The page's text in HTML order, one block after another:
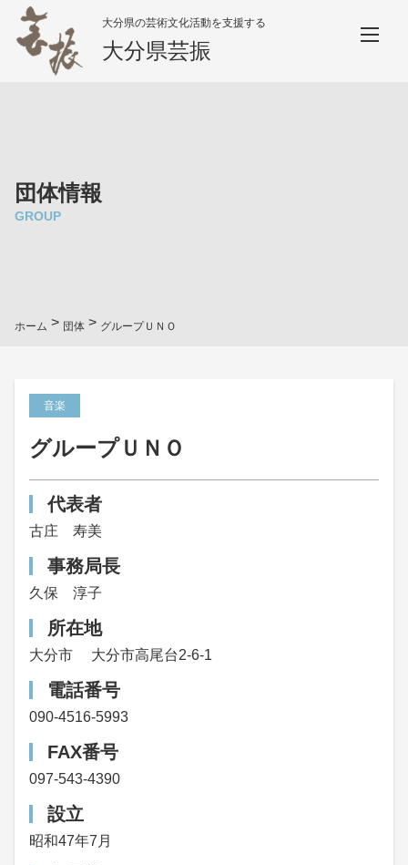
大分県の芸術文化活動を支援する
大分県芸振
団体情報
GROUP
ホーム > 団体 > グループＵＮＯ
音楽
グループＵＮＯ
代表者
古庄 寿美
事務局長
久保 淳子
所在地
大分市 大分市高尾台2-6-1
電話番号
090-4516-5993
FAX番号
097-543-4390
設立
昭和47年7月